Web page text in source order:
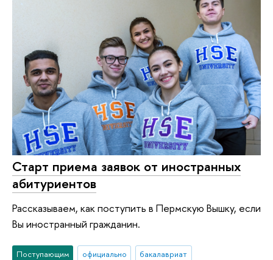
Старт приема заявок от иностранных
абитуриентов
Рассказываем, как поступить в Пермскую Вышку, если
Вы иностранный гражданин.
Поступающим официально
бакалавриат